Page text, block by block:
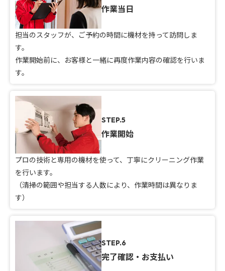
作業当日
担当のスタッフが、ご予約の時間に機材を持って訪問しま
す。
作業開始前に、お客様と一緒に再度作業内容の確認を行いま
す。
STEP.5
作業開始
プロの技術と専用の機材を使って、丁寧にクリーニング作業
を行います。
（清掃の範囲や担当する人数により、作業時間は異なりま
す）
STEP.6
完了確認・お支払い